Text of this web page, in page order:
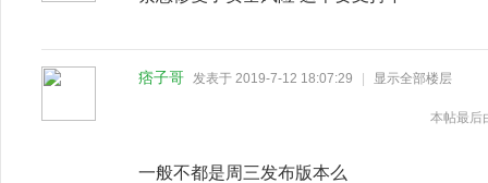
痞子哥 发表于 2019-7-12 18:07:29 显示全部楼层
本帖最后
一般不都是周三发布版本么